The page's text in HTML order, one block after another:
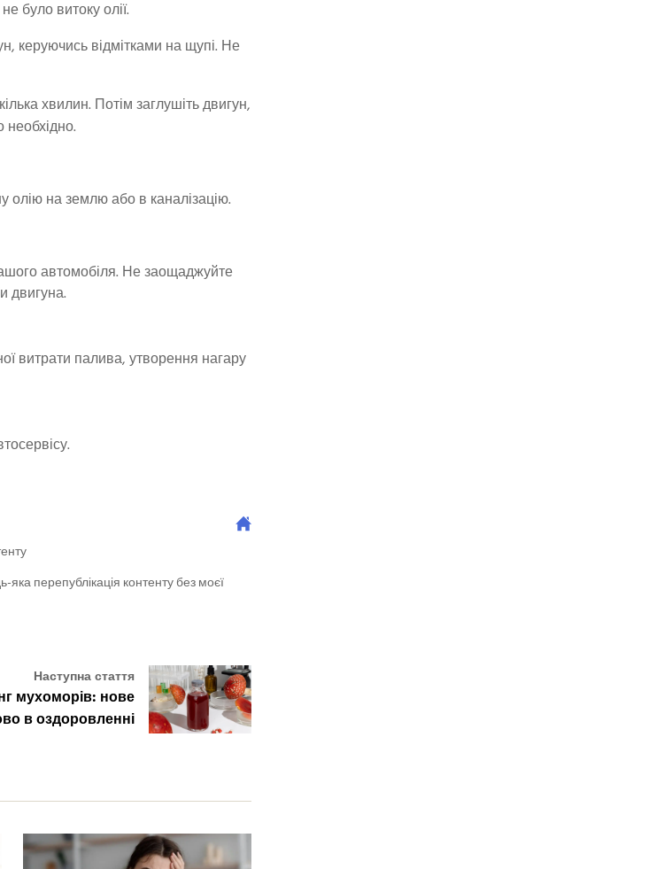
було витоку олії.
керуючись відмітками на щупі. Не
хвилин. Потім заглушіть двигун,
необхідно.
олію на землю або в каналізацію.
автомобіля. Не заощаджуйте
двигуна.
витрати палива, утворення нагару
перепублікація контенту без моєї
Наступна стаття
мухоморів: нове
в оздоровленні